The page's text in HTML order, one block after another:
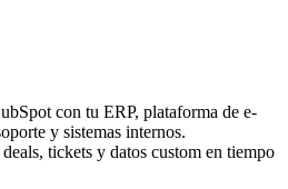
con tu ERP, plataforma de e-
y sistemas internos.
tickets y datos custom en tiempo